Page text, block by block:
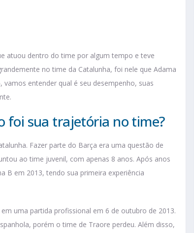
atuou dentro do time por algum tempo e teve
no time da Catalunha, foi nele que Adama
entender qual é seu desempenho, suas
foi sua trajetória no time?
Fazer parte do Barça era uma questão de
ao time juvenil, com apenas 8 anos. Após anos
B em 2013, tendo sua primeira experiência
uma partida profissional em 6 de outubro de 2013.
porém o time de Traore perdeu. Além disso,